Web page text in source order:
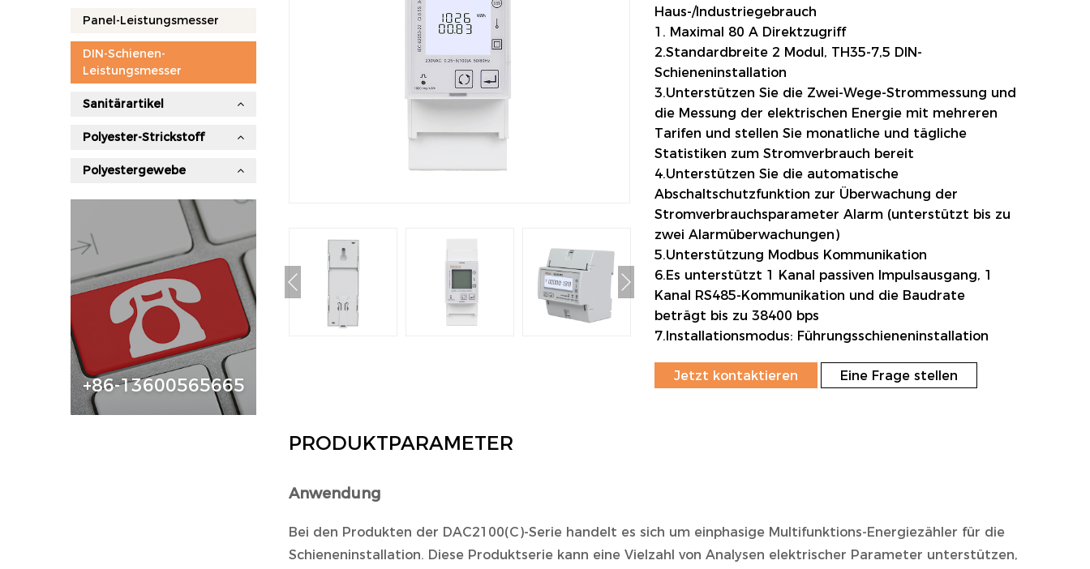
Panel-Leistungsmesser
DIN-Schienen-
Leistungsmesser
Sanitärartikel
Polyester-Strickstoff
Polyestergewebe
+86-13600565665
Haus-/Industriegebrauch
1. Maximal 80 A Direktzugriff
2.Standardbreite 2 Modul, TH35-7,5 DIN-
Schieneninstallation
3.Unterstützen Sie die Zwei-Wege-Strommessung und
die Messung der elektrischen Energie mit mehreren
Tarifen und stellen Sie monatliche und tägliche
Statistiken zum Stromverbrauch bereit
4.Unterstützen Sie die automatische
Abschaltschutzfunktion zur Überwachung der
Stromverbrauchsparameter Alarm (unterstützt bis zu
zwei Alarmüberwachungen)
5.Unterstützung Modbus Kommunikation
6.Es unterstützt 1 Kanal passiven Impulsausgang, 1
Kanal RS485-Kommunikation und die Baudrate
beträgt bis zu 38400 bps
7.Installationsmodus: Führungsschieneninstallation
Jetzt kontaktieren Eine Frage stellen
PRODUKTPARAMETER
Anwendung
Bei den Produkten der DAC2100(C)-Serie handelt es sich um einphasige Multifunktions-Energiezähler für die
Schieneninstallation. Diese Produktserie kann eine Vielzahl von Analysen elektrischer Parameter unterstützen,